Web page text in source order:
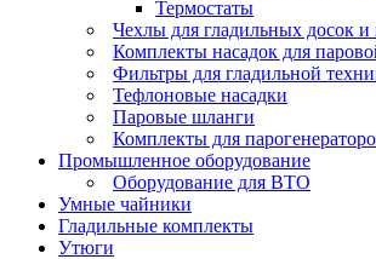
Термостаты
Чехлы для гладильных досок и
Комплекты насадок для
Фильтры для гладильной
Тефлоновые насадки
Паровые шланги
Комплекты для
Промышленное оборудование
Оборудование для ВТО
Умные чайники
Гладильные комплекты
Утюги